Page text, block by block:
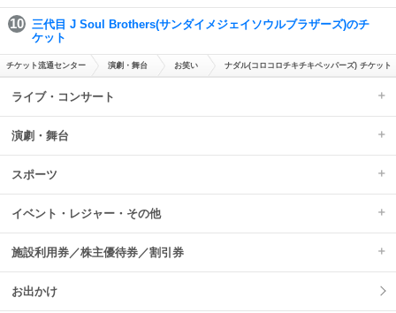
三代目 J Soul Brothers(サンダイメジェイソウルブラザーズ)のチ
ケット
チケット流通センター 演劇・舞台 お笑い ナダル(コロコロチキチキペッパーズ) チケット
ライブ・コンサート
演劇・舞台
スポーツ
イベント・レジャー・その他
施設利用券／株主優待券／割引券
お出かけ